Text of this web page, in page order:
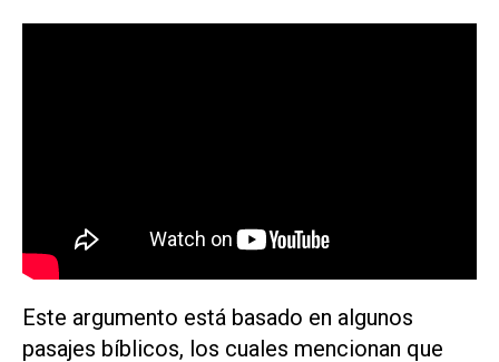
Este argumento está basado en algunos
pasajes bíblicos, los cuales mencionan que